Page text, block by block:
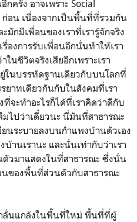
ครั้ง อาจเพราะ Social
ก่อน เนื่องจากเป็นพื้นที่ที่รวมกัน
กมีเพื่อนของเราที่เรารู้จักจริง
องการรับเพื่อนอีกนั่นทำให้เรา
นชีวิตจริงเสียอีกเพราะเรา
ในบรรทัดฐานเดียวกับบนโลกที่
ยาทเดียวกันกับในสังคมที่เรา
จะทำอะไรก็ได้ที่เราคิดว่าดีกับ
ไปว่าเดี๋ยวนะ นี่มันที่สาธารณะ
ยนระบายลงบนกำแพงบ้านตัวเอง
านเรานะ และนั่นเท่ากับว่าเรา
ตัวมาแสดงในที่สาธารณะ ซึ่งนั่น
นของพื้นที่ส่วนตัวกับสาธารณะ
ลั่นแกล้งในพื้นที่ใหม่ พื้นที่ที่ผู้